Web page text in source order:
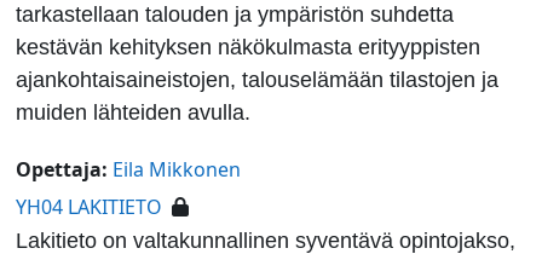
tarkastellaan talouden ja ympäristön suhdetta
kestävän kehityksen näkökulmasta erityyppisten
ajankohtaisaineistojen, talouselämään tilastojen ja
muiden lähteiden avulla.
Opettaja: Eila Mikkonen
YH04 LAKITIETO
Lakitieto on valtakunnallinen syventävä opintojakso,